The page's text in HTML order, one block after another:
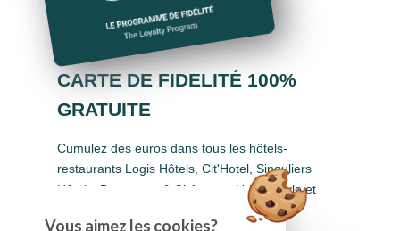
CARTE DE FIDELITÉ 100%
GRATUITE
Cumulez des euros dans tous les hôtels-
restaurants Logis Hôtels, Cit'Hotel, Singuliers
Hôtels, Demeures & Châteaux, Urban Style et
Vous aimez les cookies?